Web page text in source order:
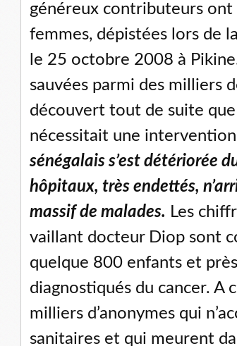
généreux contributeurs ont
femmes, dépistées lors de
le 25 octobre 2008 à
sauvées parmi des milliers
découvert tout de suite
nécessitait une intervention
sénégalais s’est détériorée
hôpitaux, très endettés,
massif de malades. Les
vaillant docteur Diop sont
quelque 800 enfants et
diagnostiqués du cancer. A
milliers d’anonymes qui
sanitaires et qui meurent